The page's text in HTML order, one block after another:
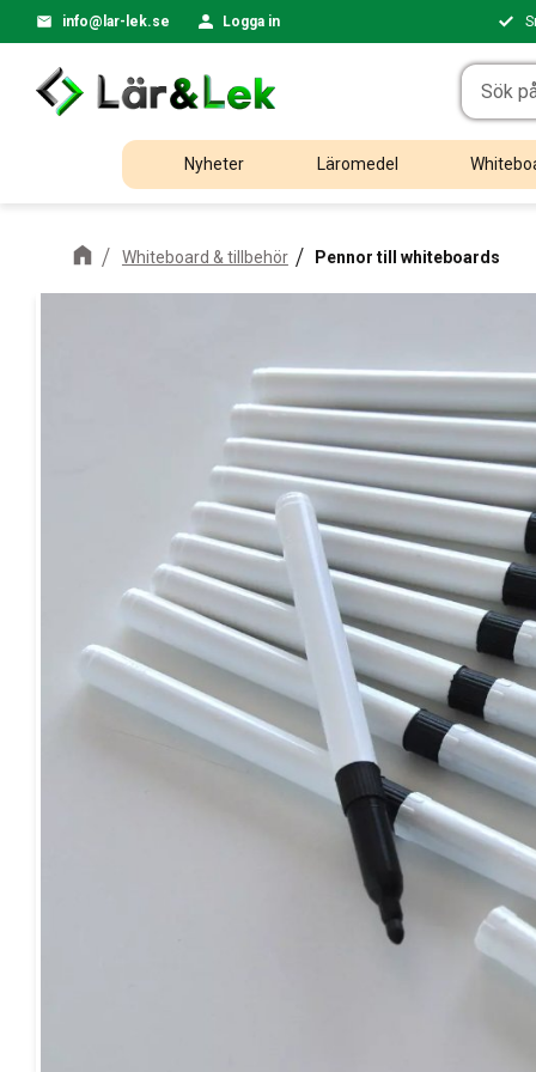
info@lar-lek.se Logga in
Nyheter Läromedel
Whiteboard & tillbehör Pennor till whiteboards